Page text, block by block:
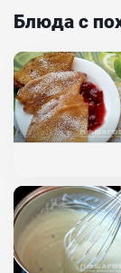
Блюда с
Чем тоньше
то разлетятся
считаются
добиться такого
рецепт дальше и
Ингредиенты:
Яйцо куриное,
Масло